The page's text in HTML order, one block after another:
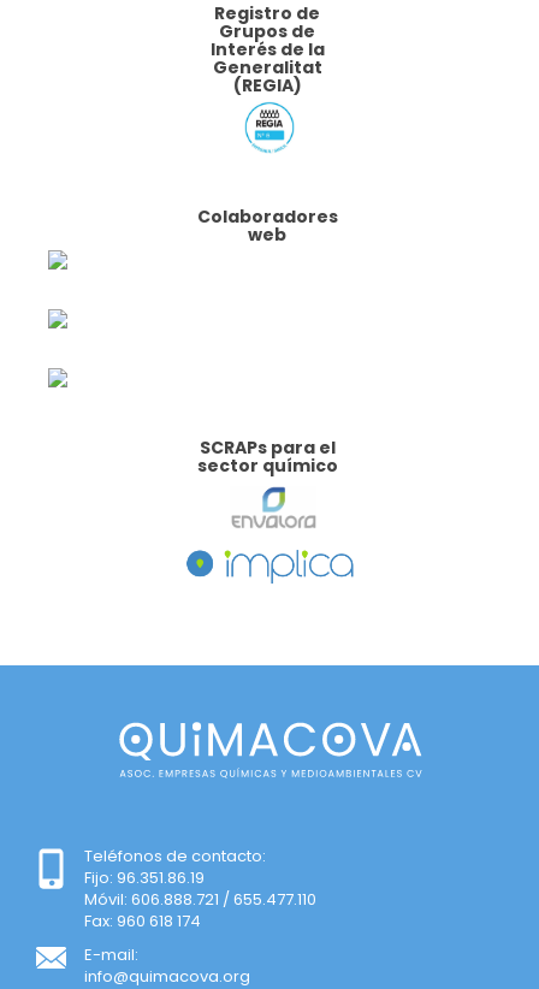
Registro de
Grupos de
Interés de la
Generalitat
(REGIA)
Colaboradores
web
SCRAPs para el
sector químico
Teléfonos de contacto:
Fijo: 96.351.86.19
Móvil: 606.888.721 / 655.477.110
Fax: 960 618 174
E-mail:
info@quimacova.org